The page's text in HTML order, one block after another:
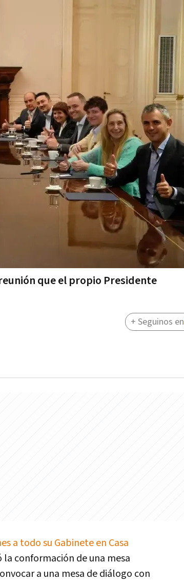
que el propio Presidente
+ Seguinos en
a todo su Gabinete en Casa
conformación de una mesa
a una mesa de diálogo con